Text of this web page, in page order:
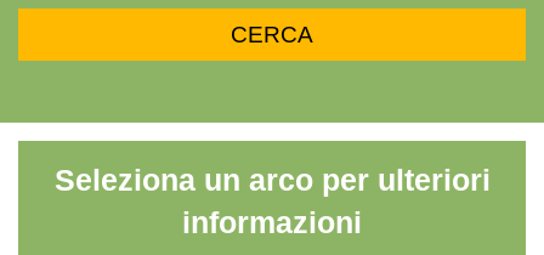
Seleziona un arco per ulteriori
informazioni